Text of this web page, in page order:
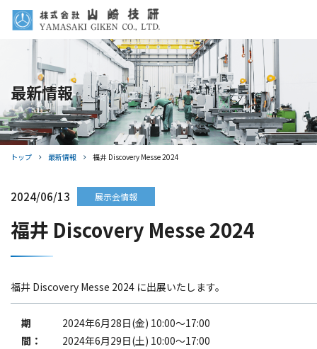
製品情報
選ばれる理由
サポート体制
会社情報
採用情報
最新情報
お問い合わせ
Webサイト利用規約
個人情報保護方針
最新情報
トップ 最新情報 福井 Discovery Messe 2024
2024/06/13 展示会情報
福井 Discovery Messe 2024
福井 Discovery Messe 2024 に出展いたします。
期
間：
2024年6月28日(金) 10:00～17:00
2024年6月29日(土) 10:00～17:00